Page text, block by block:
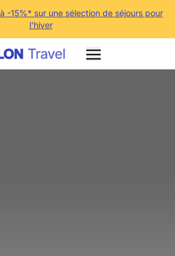
-15%* sur une sélection de séjours pour
l'hiver